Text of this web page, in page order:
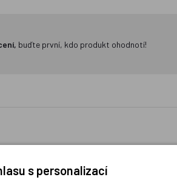
buďte první, kdo produkt ohodnotí!
2-dílná, Slon Eda + Opičák
s personalizací